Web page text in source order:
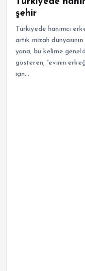
şehir
Türkiyede hanımcı
artık mizah
yana, bu kelime
gösteren, “evinin
için…